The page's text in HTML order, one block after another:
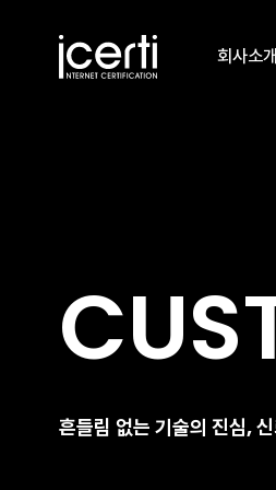
회사소개
흔들림 없는 기술의 진심,